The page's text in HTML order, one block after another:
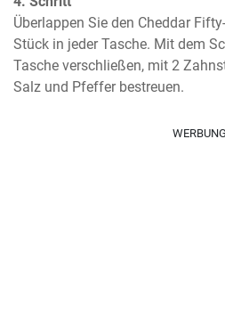
Überlappen Sie den Cheddar
Stück in jeder Tasche. Mit dem
Tasche verschließen, mit 2
Salz und Pfeffer bestreuen.
WERBUNG